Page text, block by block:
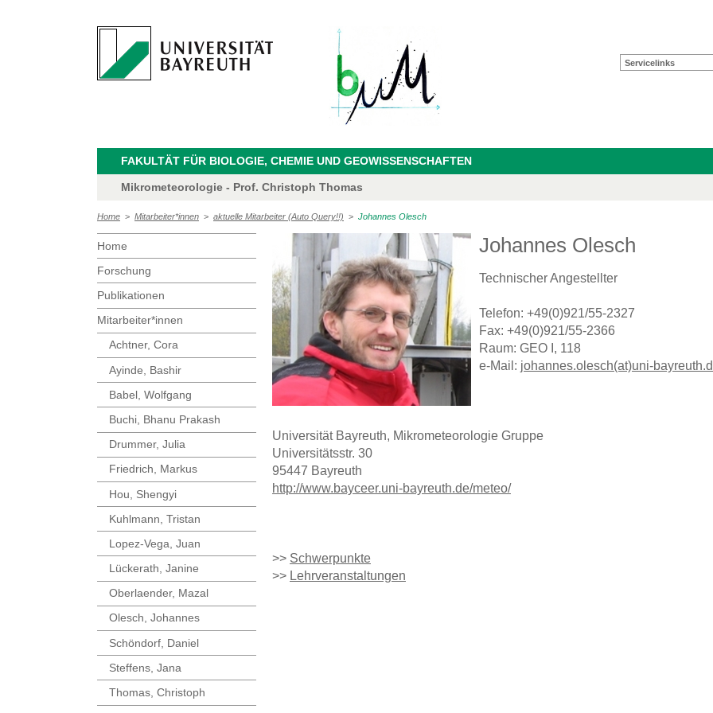
Servicelinks
FAKULTÄT FÜR BIOLOGIE, CHEMIE UND GEOWISSENSCHAFTEN
Mikrometeorologie - Prof. Christoph Thomas
Home > Mitarbeiter*innen > aktuelle Mitarbeiter (Auto Query!!) > Johannes Olesch
Home
Forschung
Publikationen
Mitarbeiter*innen
Achtner, Cora
Ayinde, Bashir
Babel, Wolfgang
Buchi, Bhanu Prakash
Drummer, Julia
Friedrich, Markus
Hou, Shengyi
Kuhlmann, Tristan
Lopez-Vega, Juan
Lückerath, Janine
Oberlaender, Mazal
Olesch, Johannes
Schöndorf, Daniel
Steffens, Jana
Thomas, Christoph
Johannes Olesch
Technischer Angestellter
Telefon: +49(0)921/55-2327
Fax: +49(0)921/55-2366
Raum: GEO I, 118
e-Mail: johannes.olesch(at)uni-
Universität Bayreuth, Mikrometeorologie Gruppe
Universitätsstr. 30
95447 Bayreuth
http://www.bayceer.uni-bayreuth.de/meteo/
>> Schwerpunkte
>> Lehrveranstaltungen